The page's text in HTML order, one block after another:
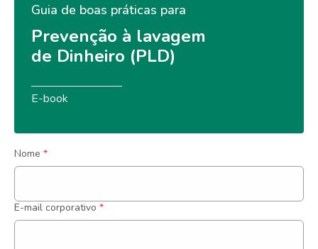
Guia de boas práticas para
Prevenção à lavagem
de Dinheiro (PLD)
E-book
Nome *
E-mail corporativo *